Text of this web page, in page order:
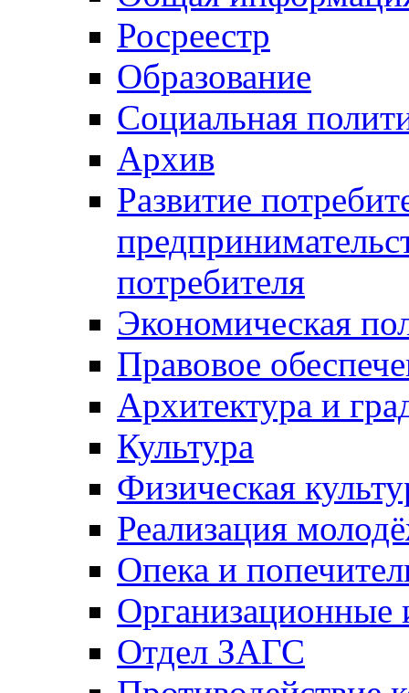
Росреестр
Образование
Социальная
Архив
Развитие
потребителя
Экономическая
Правовое
Архитектура и
Культура
Физическая
Реализация
Опека и
Отдел ЗАГС